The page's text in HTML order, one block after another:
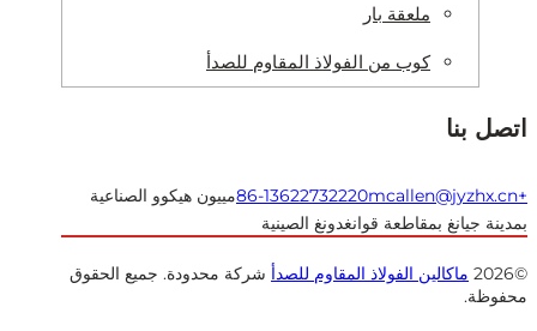
ملعقة بار
كوب من الفولاذ المقاوم للصدأ
بنا
مييون هيكوو الصناعية
جيانغ بمقاطعة قوانغدونغ الصينية
ماكالين الفولاذ المقاوم للصدأ شركة محدودة. جميع الحقوق